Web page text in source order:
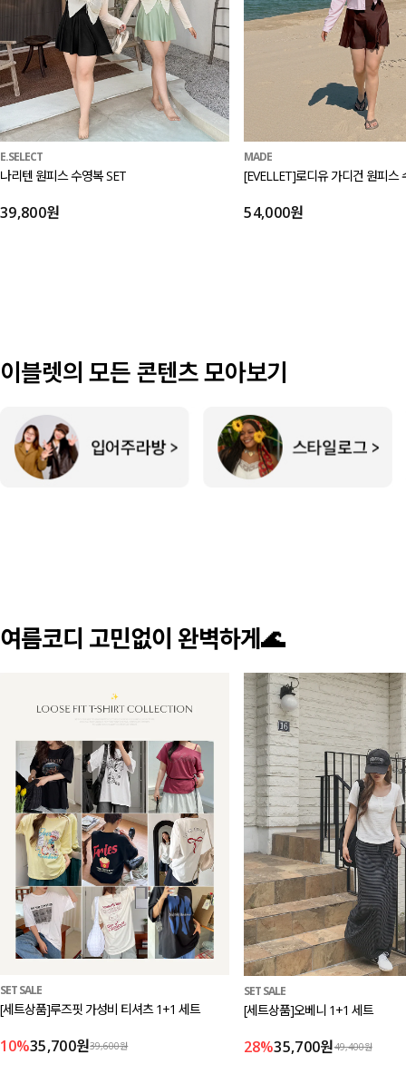
E.SELECT
나리텐 원피스 수영복 SET
39,800원
MADE
[EVELLET]로디유 가디건 원피스
54,000원
이블렛의 모든 콘텐츠 모아보기
여름코디 고민없이 완벽하게🌊
SET SALE
[세트상품]루즈핏 가성비 티셔츠 1+1 세트
10%35,700원39,600원
SET SALE
[세트상품]오베니 1+1 세트
28%35,700원49,400원